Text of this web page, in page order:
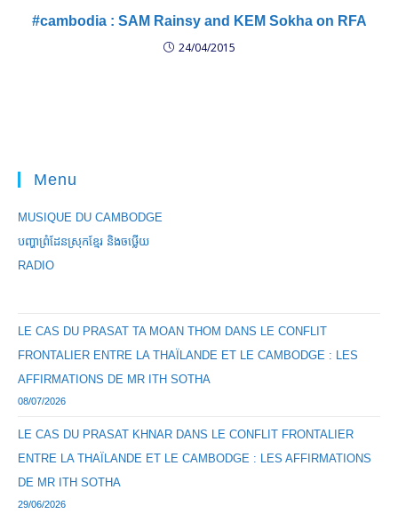
#cambodia : SAM Rainsy and KEM Sokha on RFA
24/04/2015
Menu
MUSIQUE DU CAMBODGE
បញ្ហាព្រំដែនស្រុកខ្មែរ និងចឞ្លើយ
RADIO
LE CAS DU PRASAT TA MOAN THOM DANS LE CONFLIT
FRONTALIER ENTRE LA THAÏLANDE ET LE CAMBODGE : LES
AFFIRMATIONS DE MR ITH SOTHA
08/07/2026
LE CAS DU PRASAT KHNAR DANS LE CONFLIT FRONTALIER
ENTRE LA THAÏLANDE ET LE CAMBODGE : LES AFFIRMATIONS
DE MR ITH SOTHA
29/06/2026